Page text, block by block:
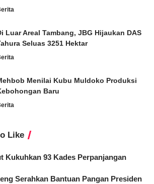
Luar Areal Tambang, JBG Hijaukan DAS
Seluas 3251 Hektar
Menilai Kubu Muldoko Produksi
Baru
Like
Kukuhkan 93 Kades Perpanjangan
Serahkan Bantuan Pangan Presiden